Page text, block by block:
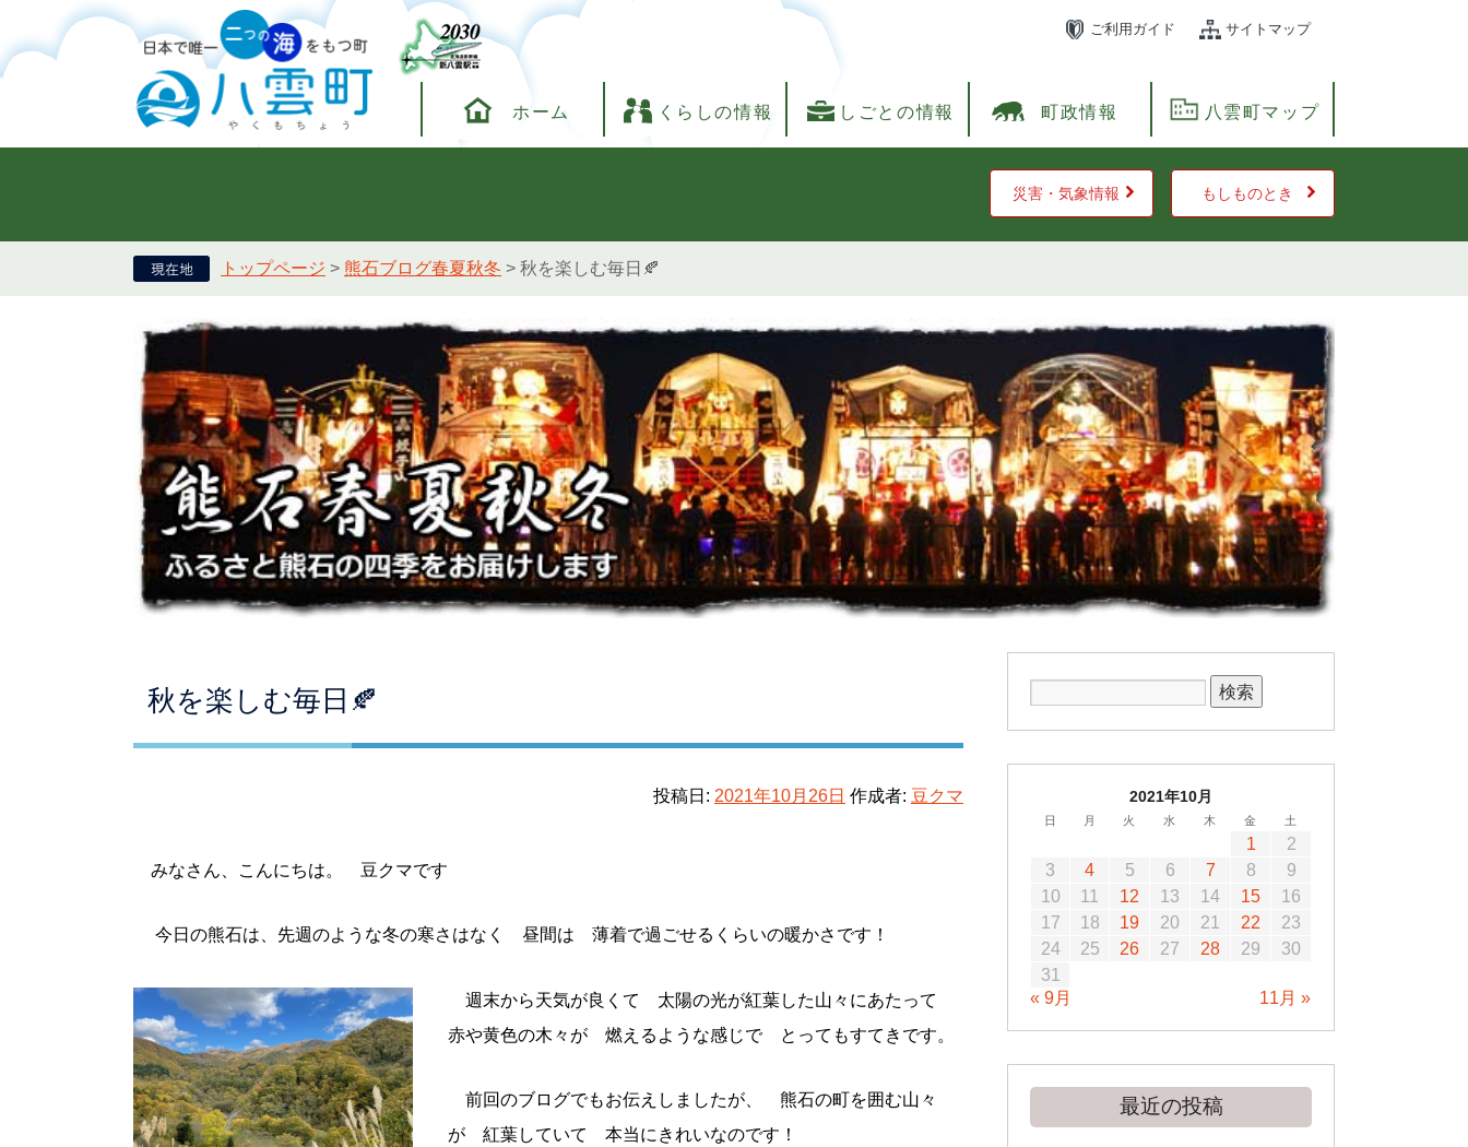
ご利用ガイド サイトマップ
ホーム くらしの情報 しごとの情報 町政情報 八雲町マップ
災害・気象情報 もしものとき
トップページ > 熊石ブログ春夏秋冬 > 秋を楽しむ毎日🍂
秋を楽しむ毎日🍂
投稿日: 2021年10月26日 作成者: 豆クマ
みなさん、こんにちは。 豆クマです
今日の熊石は、先週のような冬の寒さはなく 昼間は 薄着で過ごせるくらいの暖かさです ！
週末から天気が良くて 太陽の光が紅葉した山々にあたって
赤や黄色の木々が 燃えるような感じで とってもすてきです。
前回のブログでもお伝えしましたが、 熊石の町を囲む山々
が 紅葉していて 本当にきれいなのです！
2021年10月
日 月 火 水 木 金 土
1
2
3
4 5 6 7 8
9
10
11 12 13 14 15
16
17
18 19 20 21 22
23
24
25 26 27 28 29
30
31
« 9月
11月 »
最近の投稿